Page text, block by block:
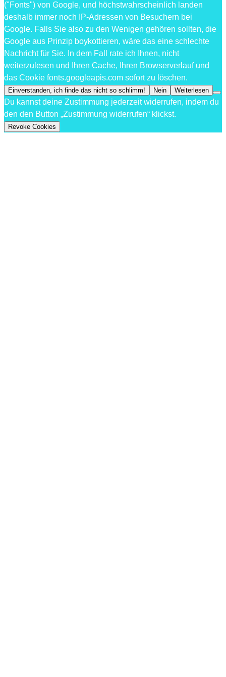
("Fonts") von Google, und höchstwahrscheinlich landen
deshalb immer noch IP-Adressen von Besuchern bei
Google. Falls Sie also zu den Wenigen gehören sollten, die
Google aus Prinzip boykottieren, wäre das eine schlechte
Nachricht für Sie. In dem Fall rate ich Ihnen, nicht
weiterzulesen und Ihren Cache, Ihren Browserverlauf und
das Cookie fonts.googleapis.com sofort zu löschen.
Einverstanden, ich finde das nicht so schlimm! Nein Weiterlesen
Du kannst deine Zustimmung jederzeit widerrufen, indem du
den den Button „Zustimmung widerrufen“ klickst.
Revoke Cookies